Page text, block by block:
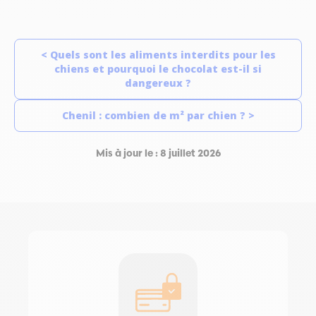
< Quels sont les aliments interdits pour les
chiens et pourquoi le chocolat est-il si
dangereux ?
Chenil : combien de m² par chien ? >
Mis à jour le : 8 juillet 2026